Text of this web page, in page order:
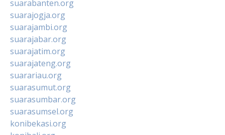
suarabanten.org
suarajogja.org
suarajambi.org
suarajabar.org
suarajatim.org
suarajateng.org
suarariau.org
suarasumut.org
suarasumbar.org
suarasumsel.org
konibekasi.org